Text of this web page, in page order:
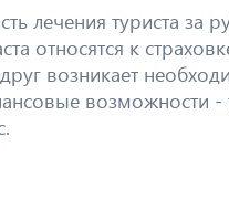
лечения туриста
относятся к
возникает
возможности -